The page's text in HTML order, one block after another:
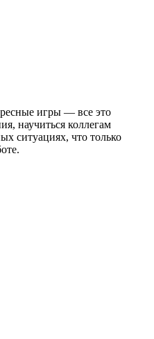
игры — все это
научиться коллегам
ситуациях, что только